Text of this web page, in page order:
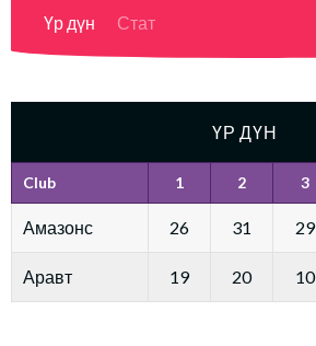
Үр дүн Стат
ҮР ДҮН
Club 1 2 3
Амазонс 26 31 29
Аравт 19 20 10